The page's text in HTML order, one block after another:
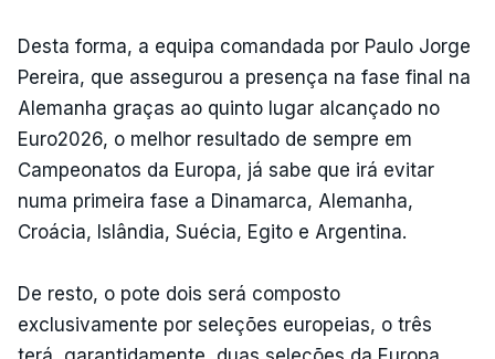
Desta forma, a equipa comandada por Paulo Jorge
Pereira, que assegurou a presença na fase final na
Alemanha graças ao quinto lugar alcançado no
Euro2026, o melhor resultado de sempre em
Campeonatos da Europa, já sabe que irá evitar
numa primeira fase a Dinamarca, Alemanha,
Croácia, Islândia, Suécia, Egito e Argentina.
De resto, o pote dois será composto
exclusivamente por seleções europeias, o três